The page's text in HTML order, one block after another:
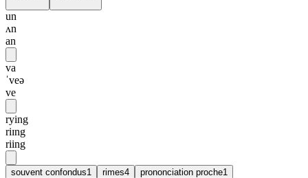
un
ʌn
an
va
ˈveə
ve
rying
riɪng
riing
souvent confondus1 rimes4 prononciation proche1